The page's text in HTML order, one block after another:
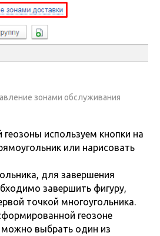
зонами обслуживания
используем кнопки на
или нарисовать
для завершения
завершить фигуру,
точкой многоугольника.
геозоне
можно выбрать один из